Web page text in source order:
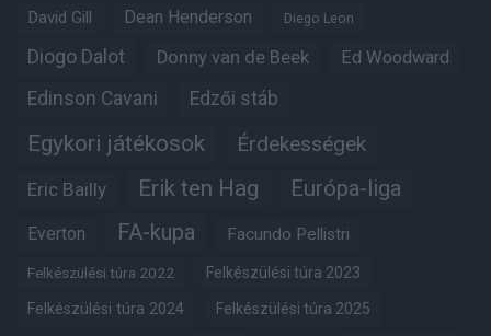
David Gill Dean Henderson Diego Leon
Diogo Dalot Donny van de Beek Ed Woodward
Edinson Cavani Edzői stáb
Egykori játékosok Érdekességek
Eric Bailly Erik ten Hag Európa-liga
Everton FA-kupa Facundo Pellistri
Felkészülési túra 2022 Felkészülési túra 2023
Felkészülési túra 2024 Felkészülési túra 2025